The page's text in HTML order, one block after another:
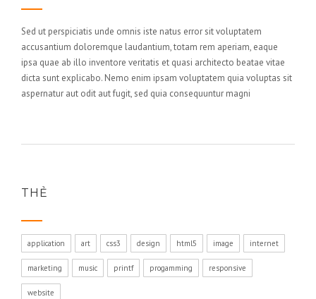
Sed ut perspiciatis unde omnis iste natus error sit voluptatem
accusantium doloremque laudantium, totam rem aperiam, eaque
ipsa quae ab illo inventore veritatis et quasi architecto beatae vitae
dicta sunt explicabo. Nemo enim ipsam voluptatem quia voluptas sit
aspernatur aut odit aut fugit, sed quia consequuntur magni
THẺ
application art css3 design html5 image internet
marketing music printf progamming responsive
website